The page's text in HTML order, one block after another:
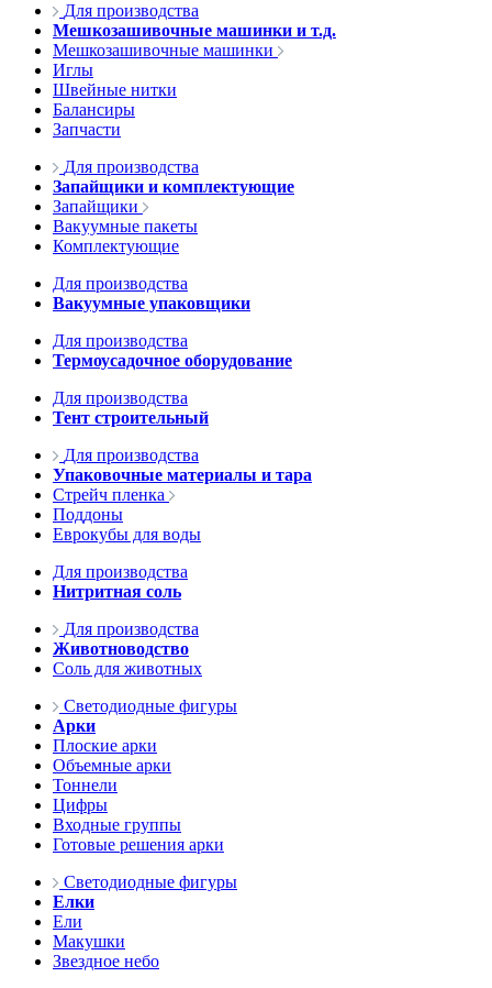
Для производства
Мешкозашивочные машинки и т.д.
Мешкозашивочные машинки
Иглы
Швейные нитки
Балансиры
Запчасти
Для производства
Запайщики и комплектующие
Запайщики
Вакуумные пакеты
Комплектующие
Для производства
Вакуумные упаковщики
Для производства
Термоусадочное оборудование
Для производства
Тент строительный
Для производства
Упаковочные материалы и тара
Стрейч пленка
Поддоны
Еврокубы для воды
Для производства
Нитритная соль
Для производства
Животноводство
Соль для животных
Светодиодные фигуры
Арки
Плоские арки
Объемные арки
Тоннели
Цифры
Входные группы
Готовые решения арки
Светодиодные фигуры
Елки
Ели
Макушки
Звездное небо